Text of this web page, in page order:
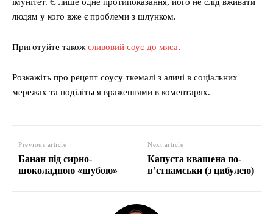
людям у кого вже є проблеми з шлунком.
Приготуйте також сливовий соус до мяса.
Розкажіть про рецепт соусу ткемалі з аличі в соціальних
мережах та поділіться враженнями в коментарях.
Previous article
Банан під сирно-
шоколадною «шубою»
Next article
Капуста квашена по-
в’єтнамськи (з цибулею)